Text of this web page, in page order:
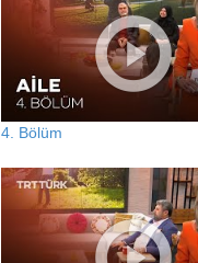
4. Bölüm